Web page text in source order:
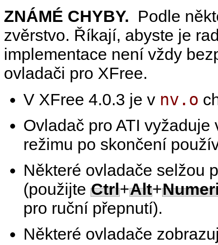
ZNÁMÉ CHYBY. Podle
zvěrstvo. Říkají, abyste je
implementace není vždy
ovladači pro XFree.
V XFree 4.0.3 je v nv.o
Ovladač pro ATI
režimu po skončení
Některé ovladače selžou
(použijte Ctrl+Alt+
pro ruční přepnutí).
Některé ovladače